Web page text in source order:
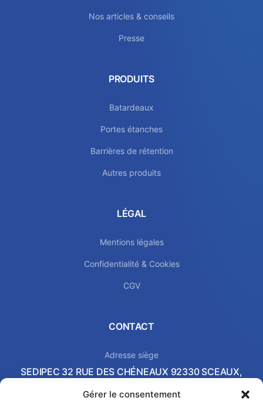
Gérer le consentement
Nos articles & conseils
Presse
PRODUITS
Batardeaux
Portes étanches
Barrières de rétention
Autres produits
LÉGAL
Mentions légales
Confidentialité & Cookies
CGV
CONTACT
Adresse siège
SEDIPEC 32 RUE DES CHÉNEAUX 92330 SCEAUX,